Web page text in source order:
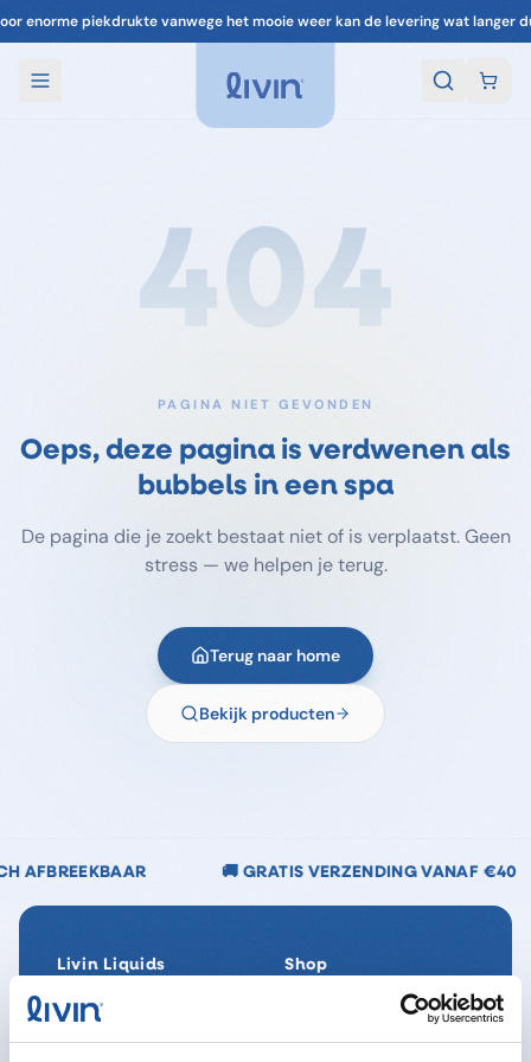
enorme piekdrukte vanwege het mooie weer kan de levering wat langer
404
PAGINA NIET GEVONDEN
Oeps, deze pagina is verdwenen als
bubbels in een spa
De pagina die je zoekt bestaat niet of is verplaatst. Geen
stress — we helpen je terug.
Terug naar home
Bekijk producten
🚚 GRATIS VERZENDING VANAF €40 🌿
Livin Liquids
Ons verhaal
Onze Impact
Shop
SpaReady